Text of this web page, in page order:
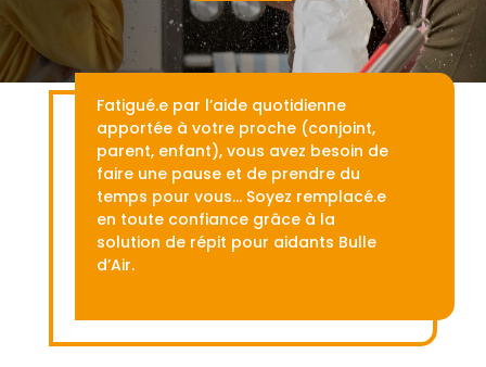
Fatigué.e par l’aide quotidienne
apportée à votre proche (conjoint,
parent, enfant), vous avez besoin de
faire une pause et de prendre du
temps pour vous… Soyez remplacé.e
en toute confiance grâce à la
solution de répit pour aidants Bulle
d’Air.